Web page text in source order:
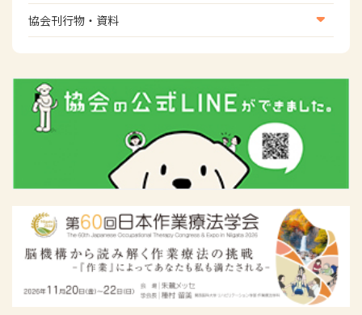
女性相談窓口
倫理関連情報
会員の諸手続き
協会刊行物・資料
広報活動について
主な協会資料